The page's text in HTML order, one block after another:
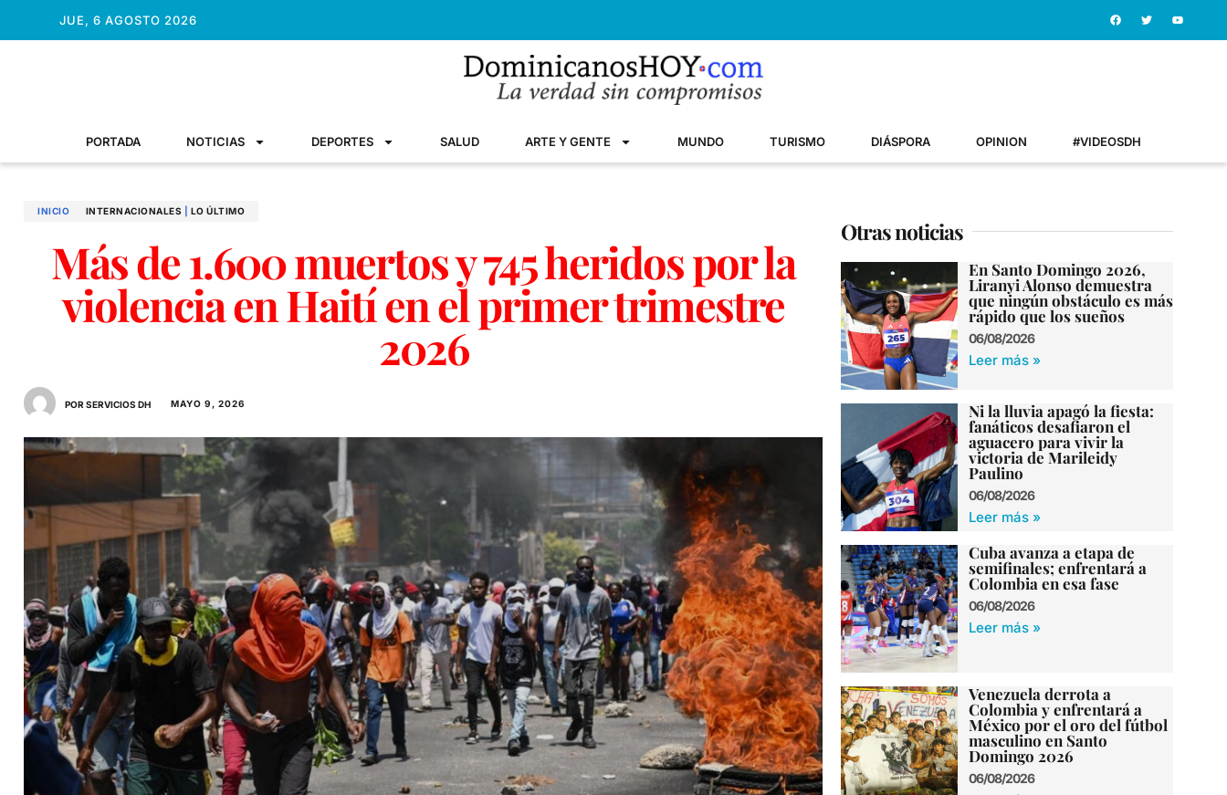
JUE, 6 AGOSTO 2026
PORTADA NOTICIAS DEPORTES SALUD ARTE Y GENTE MUNDO TURISMO DIÁSPORA OPINION #VIDEOSDH
INICIO INTERNACIONALES LO ÚLTIMO
Más de 1.600 muertos y 745 heridos por la
violencia en Haití en el primer trimestre
2026
POR SERVICIOS DH MAYO 9, 2026
Otras noticias
En Santo Domingo 2026,
Liranyi Alonso demuestra
que ningún obstáculo es más
rápido que los sueños
06/08/2026
Leer más »
Ni la lluvia apagó la fiesta:
fanáticos desafiaron el
aguacero para vivir la
victoria de Marileidy
Paulino
06/08/2026
Leer más »
Cuba avanza a etapa de
semifinales; enfrentará a
Colombia en esa fase
06/08/2026
Leer más »
Venezuela derrota a
Colombia y enfrentará a
México por el oro del fútbol
masculino en Santo
Domingo 2026
06/08/2026